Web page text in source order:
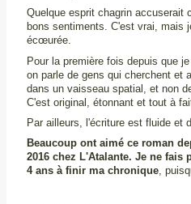
Quelque esprit chagrin accuserait
bons sentiments. C'est vrai, mais
écœurée.
Pour la première fois depuis que
on parle de gens qui cherchent et
dans un vaisseau spatial, et non
C'est original, étonnant et tout à
Par ailleurs, l'écriture est fluide et
Beaucoup ont aimé ce roman
2016 chez L'Atalante. Je ne fais
4 ans à finir ma chronique,